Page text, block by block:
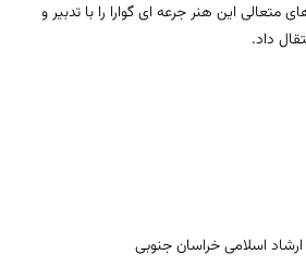
متعالی این هنر جرعه ای گوارا را با تدبیر و
داد.
اسلامی خراسان جنوبی